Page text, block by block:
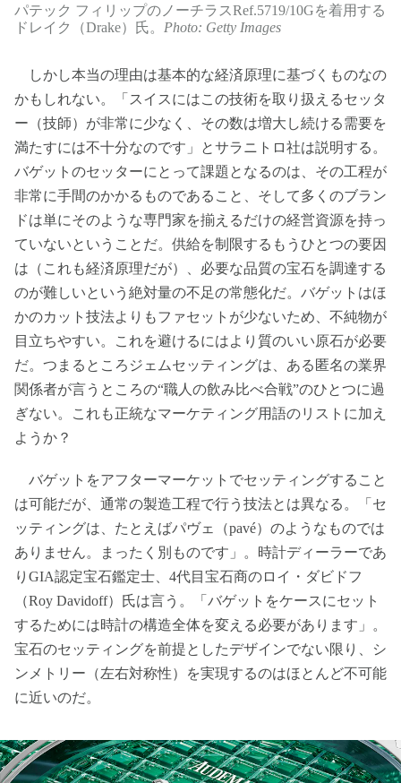
パテック フィリップのノーチラスRef.5719/10Gを着用する
ドレイク（Drake）氏。 Photo: Getty Images
しかし本当の理由は基本的な経済原理に基づくものなの
かもしれない。「スイスにはこの技術を取り扱えるセッタ
ー（技師）が非常に少なく、その数は増大し続ける需要を
満たすには不十分なのです」とサラニトロ社は説明する。
バゲットのセッターにとって課題となるのは、その工程が
非常に手間のかかるものであること、そして多くのブラン
ドは単にそのような専門家を揃えるだけの経営資源を持っ
ていないということだ。供給を制限するもうひとつの要因
は（これも経済原理だが）、必要な品質の宝石を調達する
のが難しいという絶対量の不足の常態化だ。バゲットはほ
かのカット技法よりもファセットが少ないため、不純物が
目立ちやすい。これを避けるにはより質のいい原石が必要
だ。つまるところジェムセッティングは、ある匿名の業界
関係者が言うところの“職人の飲み比べ合戦”のひとつに過
ぎない。これも正統なマーケティング用語のリストに加え
ようか？
バゲットをアフターマーケットでセッティングすること
は可能だが、通常の製造工程で行う技法とは異なる。「セ
ッティングは、たとえばパヴェ（pavé）のようなものでは
ありません。まったく別ものです」。時計ディーラーであ
りGIA認定宝石鑑定士、4代目宝石商のロイ・ダビドフ
（Roy Davidoff）氏は言う。「バゲットをケースにセット
するためには時計の構造全体を変える必要があります」。
宝石のセッティングを前提としたデザインでない限り、シ
ンメトリー（左右対称性）を実現するのはほとんど不可能
に近いのだ。